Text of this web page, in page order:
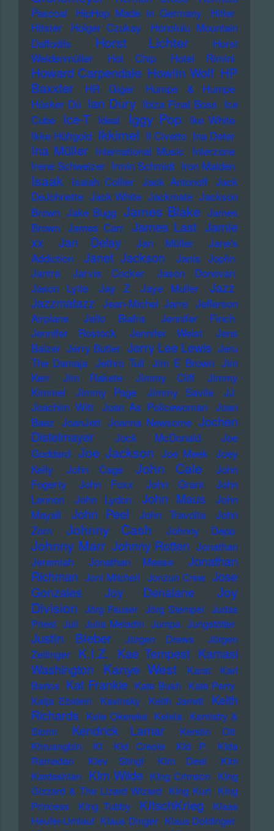
Pascoal
HipHop Made in Germany
Hitler
Hitster
Holger Czukay
Honolulu Mountain
Daffodils
Horst Lichter
Horst
Weidenmüller
Hot Chip Hotel Rimini
Howard Carpendale Howlin Wolf HP
Baxxter
HR Giger
Humpe & Humpe
Hüsker Dü Ian Dury Ibiza Final Boss Ice
Cube
Ice-T Ideal Iggy Pop Ike White
Ikke Hüftgold Ikkimel Il Civetto Ina Deter
Ina Müller International Music Interzone
Irene Schweizer Irmin Schmidt Iron Maiden
Isaak Isaiah Collier Jack Antonoff Jack
DeJohnette Jack White Jackmate Jackson
Brown Jake Bugg James Blake James
Brown James Carr James Last Jamie
xx
Jan Delay Jan Müller
Jane's
Addiction
Janet Jackson
Janis Joplin
Jantra
Jarvis Cocker
Jason Donovan
Jason Lytle
Jay Z Jaye Muller
Jazz
Jazzmatazz Jean-Michel Jarre Jefferson
Airplane
Jello Biafra
Jennifer Finch
Jennifer Rostock
Jennifer Weist
Jens
Balzer Jerry Butler Jerry Lee Lewis Jeru
The Damaja Jethro Tull Jim E Brown Jim
Kerr
Jim Rakete Jimmy Cliff
Jimmy
Kimmel
Jimmy Page Jimmy Savile
JJ
Joachim Witt Joan As Policewoman Joan
Baez JoanJett Joanna Newsome Jochen
Distelmayer
Jock McDonald
Joe
Goddard Joe Jackson Joe Meek Joey
Kelly
John Cage John Cale
John
Fogerty
John Foxx John Grant
John
Lennon
John Lydon John Maus
John
Mayall
John Peel John Travolta
John
Zorn
Johnny Cash Johnny Depp
Johnny Marr Johnny Rotten Jonathan
Jeremiah
Jonathan Meese
Jonathan
Richman Joni Mitchell Jonzun Crew Jose
Gonzales
Joy Denalane
Joy
Division Jörg Fauser Jörg Stempel Judas
Priest Juli Julia Meladin Jumpa Jungstötter
Justin Bieber Jürgen Drews
Jürgen
Zeltinger
K.I.Z. Kae Tempest Kamasi
Washington
Kanye West Karat
Karl
Bartos Kat Frankie Kate Bush Kate Perry
Katja Ebstein
Kavinsky Keith Jarrett
Keith
Richards Kele Okereke Kelela Kemistry &
Storm
Kendrick Lamar
Kerstin Ott
Khruangbin
KI KId Creole KId P.
KIda
Ramadan
KIev Stingl KIm Deal
KIm
Kardashian KIm Wilde KIng Crimson KIng
Gizzard & The Lizard Wizard KIng Kurt KIng
Princess
KIng Tubby KItschKrieg
Klaas
Heufer-Umlauf Klaus Dinger Klaus Doldinger